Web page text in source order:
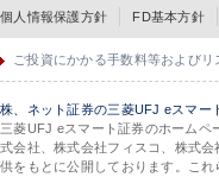
個人情報保護方針 FD基本方針
ご投資にかかる手数料等およびリ
株、ネット証券の三菱UFJ eスマー
三菱UFJ eスマート証券のホームペ
式会社、株式会社フィスコ、株式
供をもとに公開しております。こ